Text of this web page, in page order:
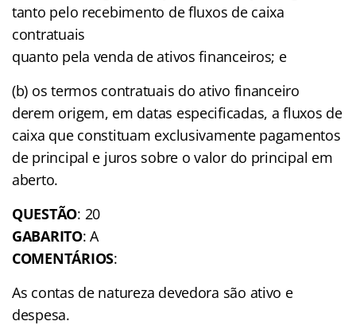
tanto pelo recebimento de fluxos de caixa
contratuais
quanto pela venda de ativos financeiros; e
(b) os termos contratuais do ativo financeiro
derem origem, em datas especificadas, a fluxos de
caixa que constituam exclusivamente pagamentos
de principal e juros sobre o valor do principal em
aberto.
QUESTÃO: 20
GABARITO: A
COMENTÁRIOS:
As contas de natureza devedora são ativo e
despesa.